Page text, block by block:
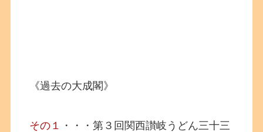
《過去の大成閣》
その１ ・・・第３回関西讃岐うどん三十三